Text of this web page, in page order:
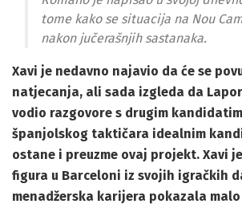
tome kako se situacija na Nou
nakon jučerašnjih sastanaka.
Xavi je nedavno najavio da će se
natjecanja, ali sada izgleda da
vodio razgovore s drugim
španjolskog taktičara idealnim
ostane i preuzme ovaj projekt. Xavi
figura u Barceloni iz svojih igračkih
menadžerska karijera pokazala